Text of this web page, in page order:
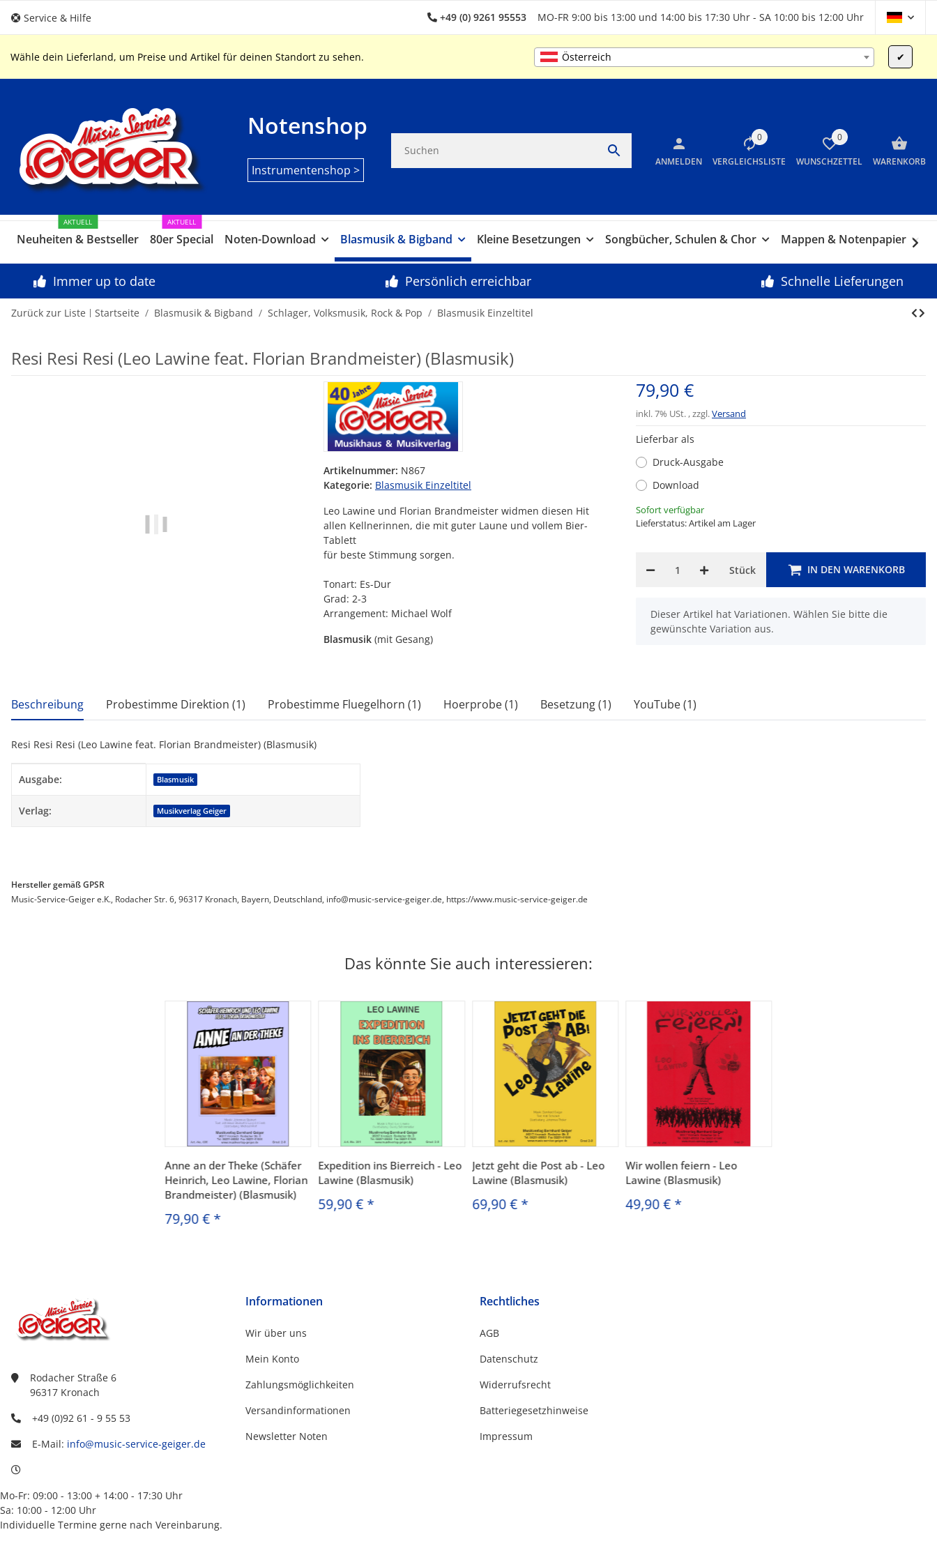
Service & Hilfe +49 (0) 9261 95553 MO-FR 9:00 bis 13:00 und 14:00 bis 17:30 Uhr - SA 10:00 bis 12:00 Uhr
Wähle dein Lieferland, um Preise und Artikel für deinen Standort zu sehen. Österreich ✔
Notenshop
Instrumentenshop >
ANMELDEN
0
VERGLEICHSLISTE
0
WUNSCHZETTEL WARENKORB
Neuheiten & Bestseller
AKTUELL
80er Special
AKTUELL
Noten-Download Blasmusik & Bigband Kleine Besetzungen Songbücher, Schulen & Chor Mappen & Notenpapier
Immer up to date Persönlich erreichbar Schnelle Lieferungen
Zurück zur Liste Startseite Blasmusik & Bigband Schlager, Volksmusik, Rock & Pop Blasmusik Einzeltitel
Resi Resi Resi (Leo Lawine feat. Florian Brandmeister) (Blasmusik)
Artikelnummer: N867
Kategorie: Blasmusik Einzeltitel
Leo Lawine und Florian Brandmeister widmen diesen Hit
allen Kellnerinnen, die mit guter Laune und vollem Bier-
Tablett
für beste Stimmung sorgen.
Tonart: Es-Dur
Grad: 2-3
Arrangement: Michael Wolf
Blasmusik (mit Gesang)
Sofort verfügbar
Lieferstatus: Artikel am Lager
79,90 €
inkl. 7% USt. , zzgl.Versand
Lieferbar als
Druck-Ausgabe
Download
Stück IN DEN WARENKORB
x
Dieser Artikel hat Variationen. Wählen Sie bitte die
gewünschte Variation aus.
weitere Registerkarten anzeigen
Beschreibung Probestimme Direktion (1) Probestimme Fluegelhorn (1) Hoerprobe (1) Besetzung (1) YouTube (1)
Resi Resi Resi (Leo Lawine feat. Florian Brandmeister) (Blasmusik)
Produkteigenschaft
Wert
Ausgabe: Blasmusik
Verlag: Musikverlag Geiger
Hersteller gemäß GPSR
Music-Service-Geiger e.K., Rodacher Str. 6, 96317 Kronach, Bayern, Deutschland, info@music-service-geiger.de, https://www.music-service-geiger.de
Das könnte Sie auch interessieren:
Anne an der Theke (Schäfer
Heinrich, Leo Lawine, Florian
Brandmeister) (Blasmusik)
79,90 € *
Expedition ins Bierreich - Leo
Lawine (Blasmusik)
59,90 € *
Jetzt geht die Post ab - Leo
Lawine (Blasmusik)
69,90 € *
Wir wollen feiern - Leo
Lawine (Blasmusik)
49,90 € *
Rodacher Straße 6
96317 Kronach
+49 (0)92 61 - 9 55 53
E-Mail: info@music-service-geiger.de
Mo-Fr: 09:00 - 13:00 + 14:00 - 17:30 Uhr
Sa: 10:00 - 12:00 Uhr
Individuelle Termine gerne nach Vereinbarung.
Informationen
Wir über uns
Mein Konto
Zahlungsmöglichkeiten
Versandinformationen
Newsletter Noten
Rechtliches
AGB
Datenschutz
Widerrufsrecht
Batteriegesetzhinweise
Impressum